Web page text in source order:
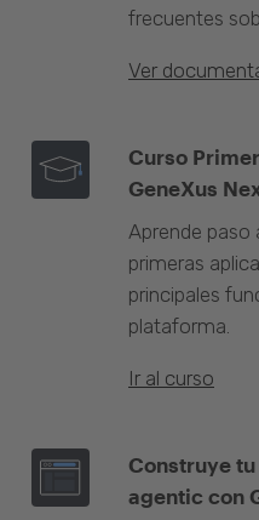
frecuentes
Ver
Curso
GeneXus
Aprende paso
primeras
principales
plataforma.
Ir al curso
Construye
agentic con